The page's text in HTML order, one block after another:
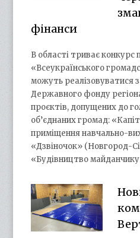
фінанси
В області триває конкурс
«Всеукраїнського
можуть реалізовуватися
Державного фонду
проєктів, допущених до
об’єднаних громад:
приміщення навчально-
«Дзвіночок» (Новгород-
«Будівництво